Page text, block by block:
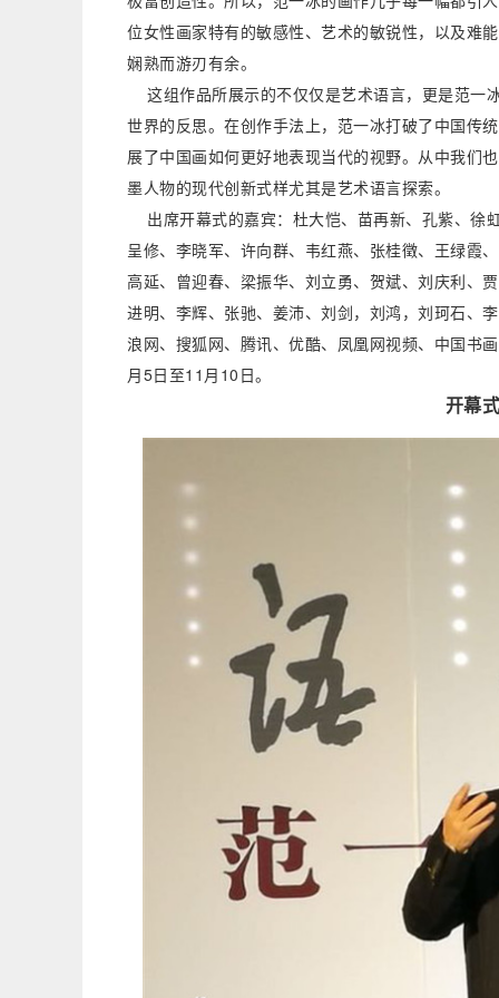
位女性画家特有的敏感性、艺术的敏锐性，以及难
娴熟而游刃有余。
这组作品所展示的不仅仅是艺术语言，更是范一
世界的反思。在创作手法上，范一冰打破了中国传
展了中国画如何更好地表现当代的视野。从中我们
墨人物的现代创新式样尤其是艺术语言探索。
出席开幕式的嘉宾：杜大恺、苗再新、孔紫、徐
呈修、李晓军、许向群、韦红燕、张桂徵、王绿霞
高延、曾迎春、梁振华、刘立勇、贺斌、刘庆利、
进明、李辉、张驰、姜沛、刘剑，刘鸿，刘珂石、
浪网、搜狐网、腾讯、优酷、凤凰网视频、中国书
月5日至11月10日。
开幕